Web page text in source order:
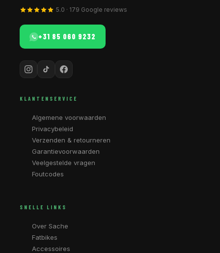
5.0 · 179 Google reviews
+31 85 060 9232
KLANTENSERVICE
Algemene voorwaarden
Privacybeleid
Verzenden & retourneren
Garantievoorwaarden
Veelgestelde vragen
Foutcodes
SNELLE LINKS
Over Sache
Fatbikes
Accessoires